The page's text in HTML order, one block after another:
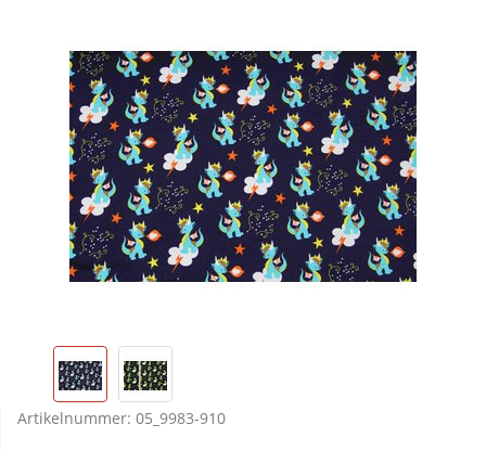
Artikelnummer: 05_9983-910